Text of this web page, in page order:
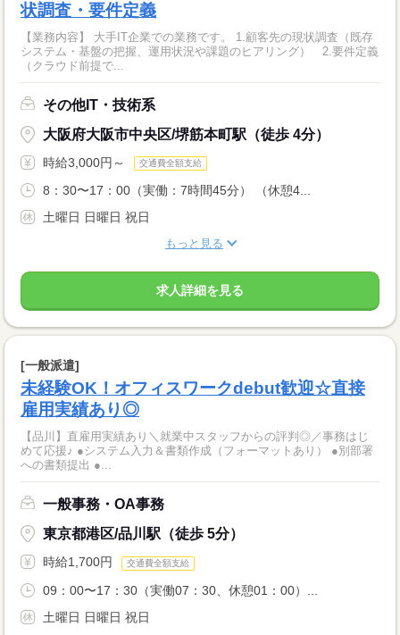
状調査・要件定義
【業務内容】 大手IT企業での業務です。 1.顧客先の現状調査（既存
システム・基盤の把握、運用状況や課題のヒアリング） 2.要件定義
（クラウド前提で...
その他IT・技術系
大阪府大阪市中央区/堺筋本町駅（徒歩 4分）
時給3,000円～ 交通費全額支給
8：30〜17：00（実働：7時間45分） （休憩4...
土曜日 日曜日 祝日
もっと見る
求人詳細を見る
[一般派遣]
未経験OK！オフィスワークdebut歓迎☆直接
雇用実績あり◎
【品川】直雇用実績あり＼就業中スタッフからの評判◎／事務はじ
めて応援♪ ●システム入力＆書類作成（フォーマットあり） ●別部署
への書類提出 ●...
一般事務・OA事務
東京都港区/品川駅（徒歩 5分）
時給1,700円 交通費全額支給
09：00〜17：30（実働07：30、休憩01：00）...
土曜日 日曜日 祝日